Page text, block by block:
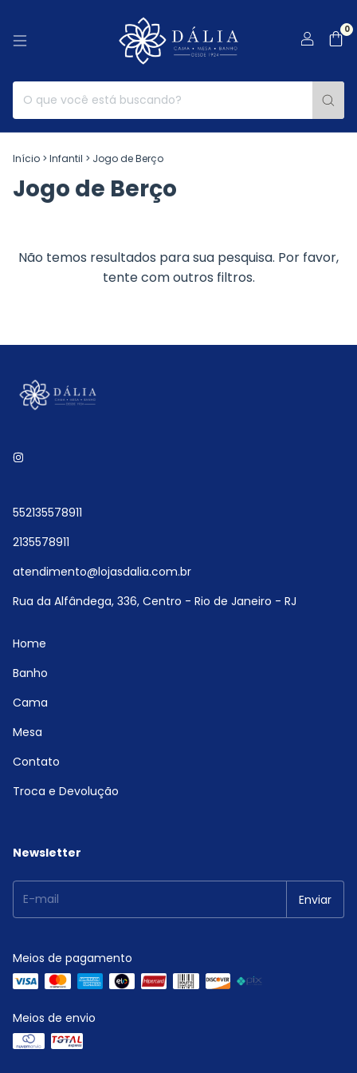
0
Início > Infantil > Jogo de Berço
Jogo de Berço
Não temos resultados para sua pesquisa. Por favor,
tente com outros filtros.
552135578911
2135578911
atendimento@lojasdalia.com.br
Rua da Alfândega, 336, Centro - Rio de Janeiro - RJ
Home
Banho
Cama
Mesa
Contato
Troca e Devolução
Newsletter
Meios de pagamento
Meios de envio